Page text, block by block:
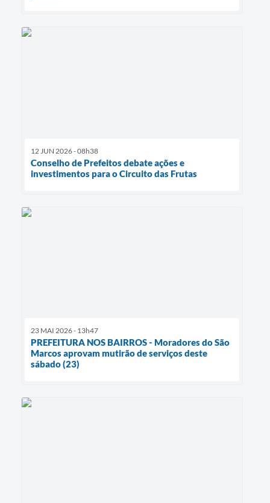
12 JUN 2026 - 08h38
Conselho de Prefeitos debate ações e
investimentos para o Circuito das Frutas
23 MAI 2026 - 13h47
PREFEITURA NOS BAIRROS - Moradores do São
Marcos aprovam mutirão de serviços deste
sábado (23)